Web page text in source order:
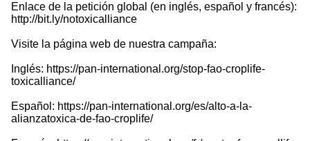
Enlace de la petición global (en inglés, español y francés):
http://bit.ly/notoxicalliance
Visite la página web de nuestra campaña:
Inglés: https://pan-international.org/stop-fao-croplife-
toxicalliance/
Español: https://pan-international.org/es/alto-a-la-
alianzatoxica-de-fao-croplife/